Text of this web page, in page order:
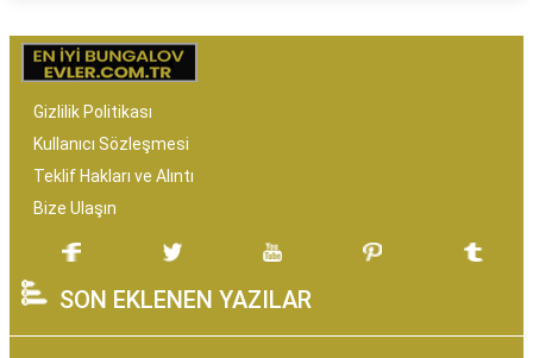
Gizlilik Politikası
Kullanıcı Sözleşmesi
Teklif Hakları ve Alıntı
Bize Ulaşın
SON EKLENEN YAZILAR